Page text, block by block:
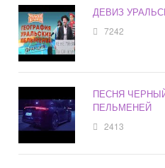
ДЕВИЗ
7242
ПЕСНЯ
ПЕЛЬМЕНЕЙ
2413